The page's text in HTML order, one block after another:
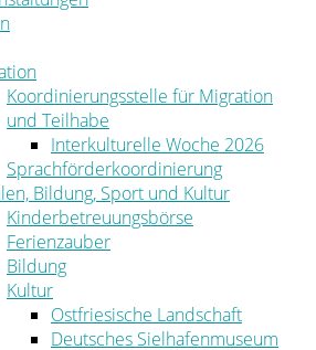
Koordinierungsstelle für Migration
und Teilhabe
Interkulturelle Woche 2026
Sprachförderkoordinierung
Bildung, Sport und Kultur
Kinderbetreuungsbörse
Ferienzauber
Bildung
Kultur
Ostfriesische Landschaft
Deutsches Sielhafenmuseum